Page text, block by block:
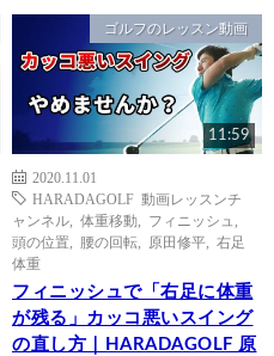
ゴルフのレッスン動画
11:59
2020.11.01
HARADAGOLF 動画レッスンチ
ャンネル
体重移動 フィニッシュ
頭の位置
腰の回転 原田修平
右足
体重
フィニッシュで「右足に体重
が残る」カッコ悪いスイング
の直し方｜HARADAGOLF 原